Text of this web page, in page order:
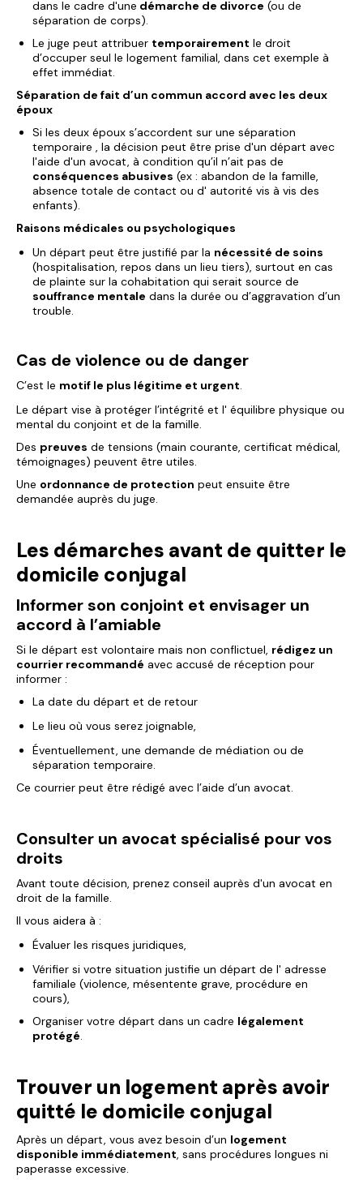
dans le cadre d'une démarche de divorce (ou de
séparation de corps).
Le juge peut attribuer temporairement le droit
d’occuper seul le logement familial, dans cet exemple à
effet immédiat.
Séparation de fait d’un commun accord avec les deux
époux
Si les deux époux s’accordent sur une séparation
temporaire , la décision peut être prise d'un départ avec
l'aide d'un avocat, à condition qu’il n’ait pas de
conséquences abusives (ex : abandon de la famille,
absence totale de contact ou d' autorité vis à vis des
enfants).
Raisons médicales ou psychologiques
Un départ peut être justifié par la nécessité de soins
(hospitalisation, repos dans un lieu tiers), surtout en cas
de plainte sur la cohabitation qui serait source de
souffrance mentale dans la durée ou d’aggravation d’un
trouble.
Cas de violence ou de danger
C’est le motif le plus légitime et urgent.
Le départ vise à protéger l’intégrité et l' équilibre physique ou
mental du conjoint et de la famille.
Des preuves de tensions (main courante, certificat médical,
témoignages) peuvent être utiles.
Une ordonnance de protection peut ensuite être
demandée auprès du juge.
Les démarches avant de quitter le
domicile conjugal
Informer son conjoint et envisager un
accord à l’amiable
Si le départ est volontaire mais non conflictuel, rédigez un
courrier recommandé avec accusé de réception pour
informer :
La date du départ et de retour
Le lieu où vous serez joignable,
Éventuellement, une demande de médiation ou de
séparation temporaire.
Ce courrier peut être rédigé avec l’aide d’un avocat.
Consulter un avocat spécialisé pour vos
droits
Avant toute décision, prenez conseil auprès d'un avocat en
droit de la famille.
Il vous aidera à :
Évaluer les risques juridiques,
Vérifier si votre situation justifie un départ de l' adresse
familiale (violence, mésentente grave, procédure en
cours),
Organiser votre départ dans un cadre légalement
protégé.
Trouver un logement après avoir
quitté le domicile conjugal
Après un départ, vous avez besoin d’un logement
disponible immédiatement, sans procédures longues ni
paperasse excessive.